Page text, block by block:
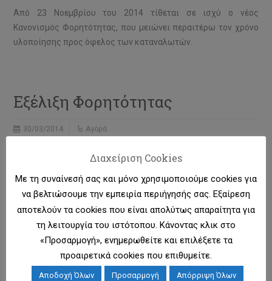
Από 23 Νοεμβρίου του 2014 τίθεται σε ισχύ ο νέος
Κανονισμός Φορητότητας, που μειώνει περαιτέρω τον χρόνο
υλοποίησης προς όφελος των καταναλωτών.
Εξέλιξη Φορητότητας
30/03/2014 Αγορά
Αύγουστος 2014
Περισσότεροι από 8.000.000 αριθμοί κινητής και σταθερής
τηλεφωνίας έχουν μεταφερθεί, από την έναρξη της
υπηρεσίας μέχρι και τον Αύγουστο του 2014.
Πορεία Φορητότητας
Διαχείριση Cookies
Με τη συναίνεσή σας και μόνο χρησιμοποιούμε cookies για
να βελτιώσουμε την εμπειρία περιήγησής σας. Εξαίρεση
αποτελούν τα cookies που είναι απολύτως απαραίτητα για
τη λειτουργία του ιστότοπου. Κάνοντας κλικ στο
«Προσαρμογή», ενημερωθείτε και επιλέξετε τα
προαιρετικά cookies που επιθυμείτε.
Αποδοχή Όλων Προσαρμογή Απόρριψη Όλων